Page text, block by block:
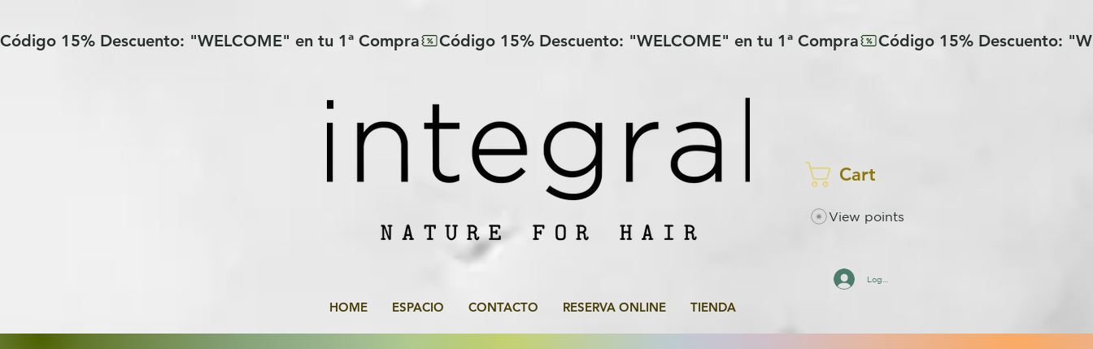
Código 15% Descuento: "WELCOME" en tu 1ª Compra
Cart
View points
Log In
HOME ESPACIO CONTACTO RESERVA ONLINE TIENDA